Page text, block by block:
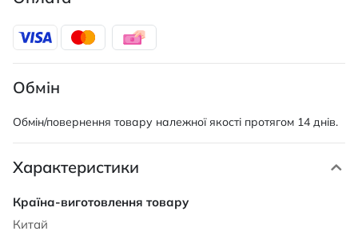
Обмін
Обмін/повернення товару належної якості протягом 14 днів.
Характеристики
Характеристики
Китай